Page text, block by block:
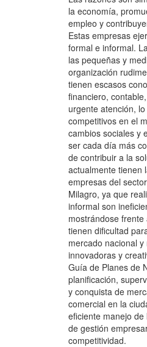
la economía,
empleo y
Estas empresas
formal e informal.
las pequeñas y
organización
tienen escasos
financiero,
urgente atención,
competitivos en el
cambios sociales y
ser cada día más
de contribuir a la
actualmente tienen
empresas del
Milagro, ya que
informal son
mostrándose
tienen dificultad
mercado nacional
innovadoras y
Guía de Planes de
planificación,
y conquista de
comercial en la
eficiente manejo
de gestión
competitividad.